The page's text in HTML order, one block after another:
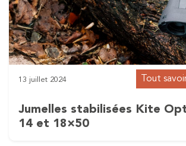
13 juillet 2024 Tout
Jumelles stabilisées Kite
14 et 18×50